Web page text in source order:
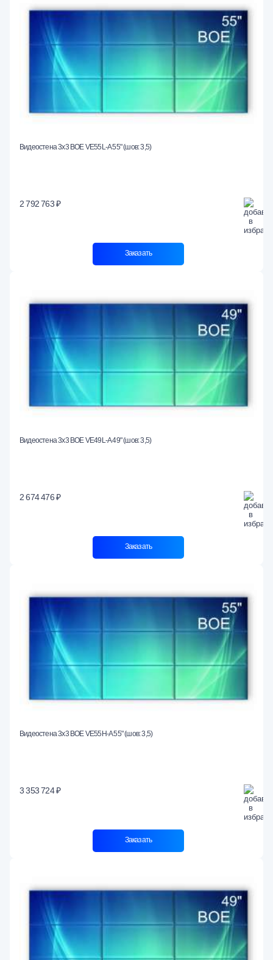
Видеостена 3x3 BOE VE55L-A 55" (шов: 3,5)
2 792 763 ₽
Заказать
Видеостена 3x3 BOE VE49L-A 49" (шов: 3,5)
2 674 476 ₽
Заказать
Видеостена 3x3 BOE VE55H-A 55" (шов: 3,5)
3 353 724 ₽
Заказать